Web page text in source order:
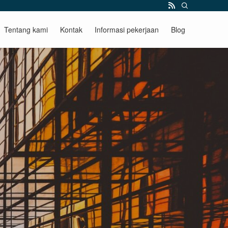
Tentang kami Kontak Informasi pekerjaan Blog